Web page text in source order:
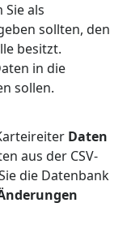
als
sollten, den
besitzt.
in die
sollen.
Daten
aus der CSV-
die Datenbank